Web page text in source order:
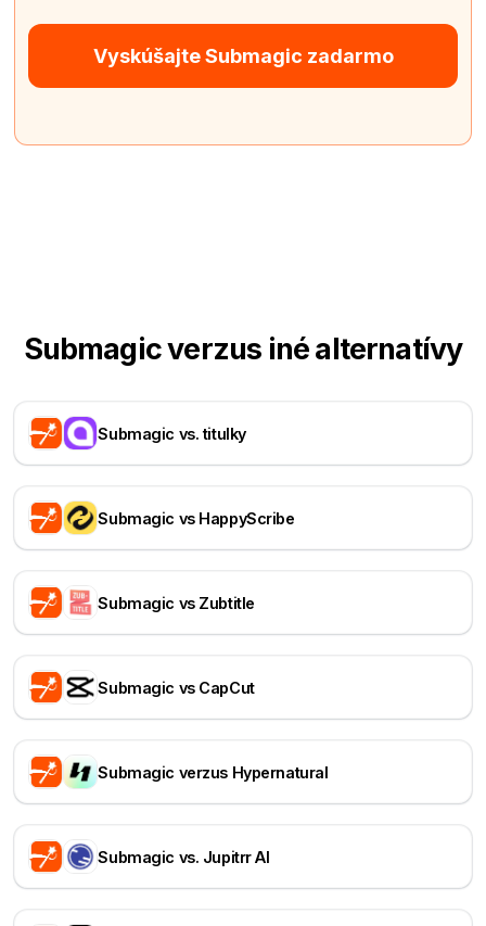
Vyskúšajte Submagic zadarmo
Submagic verzus iné alternatívy
Submagic vs. titulky
Submagic vs HappyScribe
Submagic vs Zubtitle
Submagic vs CapCut
Submagic verzus Hypernatural
Submagic vs. Jupitrr AI